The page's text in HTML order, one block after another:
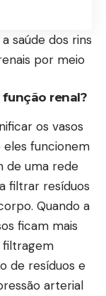
saúde dos rins
por meio
renal?
os vasos
eles funcionem
de uma rede
filtrar resíduos
Quando a
ficam mais
filtragem
de resíduos e
arterial